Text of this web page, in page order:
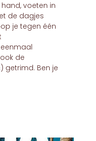
hand, voeten in
de dagjes
je tegen één
de
getrimd. Ben je